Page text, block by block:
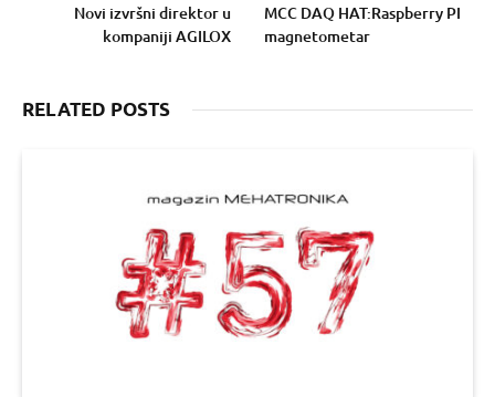
Novi izvršni direktor u
kompaniji AGILOX
MCC DAQ HAT:Raspberry PI
magnetometar
RELATED POSTS